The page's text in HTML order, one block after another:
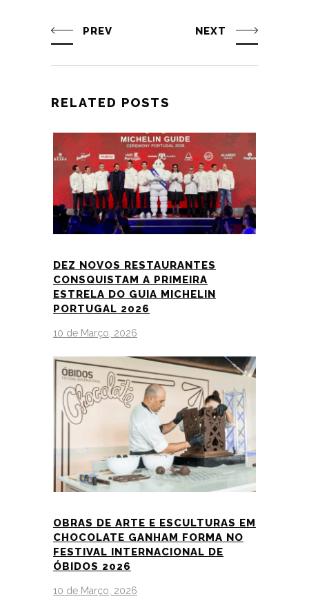
PREV NEXT
RELATED POSTS
DEZ NOVOS RESTAURANTES
CONSQUISTAM A PRIMEIRA
ESTRELA DO GUIA MICHELIN
PORTUGAL 2026
10 de Março, 2026
OBRAS DE ARTE E ESCULTURAS EM
CHOCOLATE GANHAM FORMA NO
FESTIVAL INTERNACIONAL DE
ÓBIDOS 2026
10 de Março, 2026